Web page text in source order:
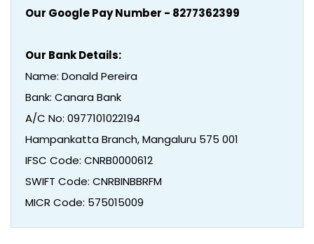
Our Google Pay Number - 8277362399
Our Bank Details:
Name: Donald Pereira
Bank: Canara Bank
A/C No: 0977101022194
Hampankatta Branch, Mangaluru 575 001
IFSC Code: CNRB0000612
SWIFT Code: CNRBINBBRFM
MICR Code: 575015009